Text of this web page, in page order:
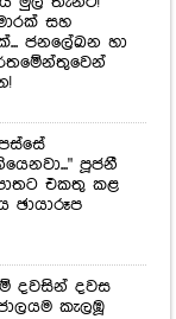
පූජනී
එකතු කළ
ඡායාරූප
දවසින් දවස
කැලඹූ